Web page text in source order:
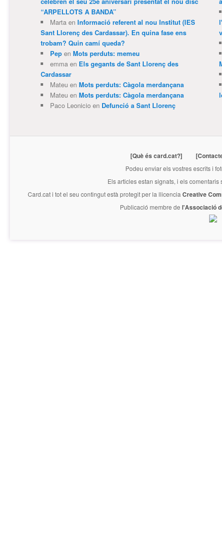
“ARPELLOTS A BANDA”
Martaen Informació referent al nou Institut (IES
Sant Llorenç des Cardassar). En quina fase ens
trobam? Quin camí queda?
Pepen Mots perduts: memeu
emmaen Els gegants de Sant Llorenç des
Cardassar
Mateuen Mots perduts: Càgola merdançana
Mateuen Mots perduts: Càgola merdançana
Paco Leonicioen Defunció a Sant Llorenç
[Què és card.cat?]
Podeu enviar els vostres escrits i
Els articles estan signats, i els
Card.cati tot el seu contingut està protegit per la llicencia Creative
Publicació membre de l'Associació